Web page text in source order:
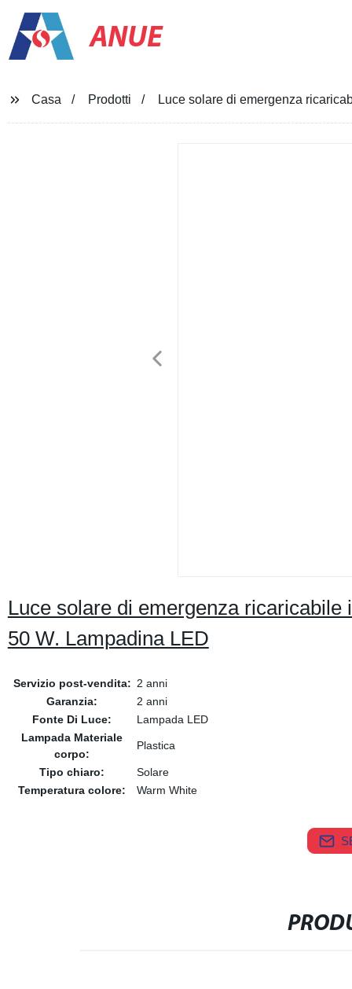
ANUE
Casa Prodotti Luce solare di emergenza
Luce solare di emergenza
50 W. Lampadina LED
Servizio post-vendita: 2 anni
Garanzia:
2 anni
Fonte Di Luce:
Lampada LED
Lampada Materiale
corpo:
Plastica
Tipo chiaro:
Solare
Temperatura colore:
Warm White